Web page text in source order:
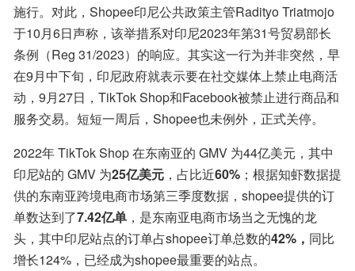
施行。对此，Shopee印尼公共政策主管Radityo Triatmojo
于10月6日声称，该举措系对印尼2023年第31号贸易部长
条例（Reg 31/2023）的响应。其实这一行为并非突然，早
在9月中下旬，印尼政府就表示要在社交媒体上禁止电商活
动，9月27日，TikTok Shop和Facebook被禁止进行商品和
服务交易。短短一周后，Shopee也未例外，正式关停。
2022年 TikTok Shop 在东南亚的 GMV 为44亿美元，其中
印尼站的 GMV 为25亿美元 ，占比近60% ；根据知虾数据提
供的东南亚跨境电商市场第三季度数据，shopee提供的订
单数达到了7.42亿单 ，是东南亚电商市场当之无愧的龙
头，其中印尼站点的订单占shopee订单总数的42%， 同比
增长124%，已经成为shopee最重要的站点。